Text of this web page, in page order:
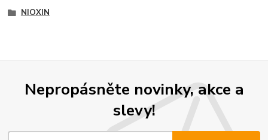
NIOXIN
Nepropásněte novinky, akce a
slevy!